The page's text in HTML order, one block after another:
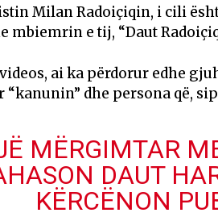
Milan Radoiçiqin, i cili
mbiemrin e tij, “Daut
ai ka përdorur edhe
“kanunin” dhe persona që,
MËRGIMTAR
DAUT
KËRCËNON